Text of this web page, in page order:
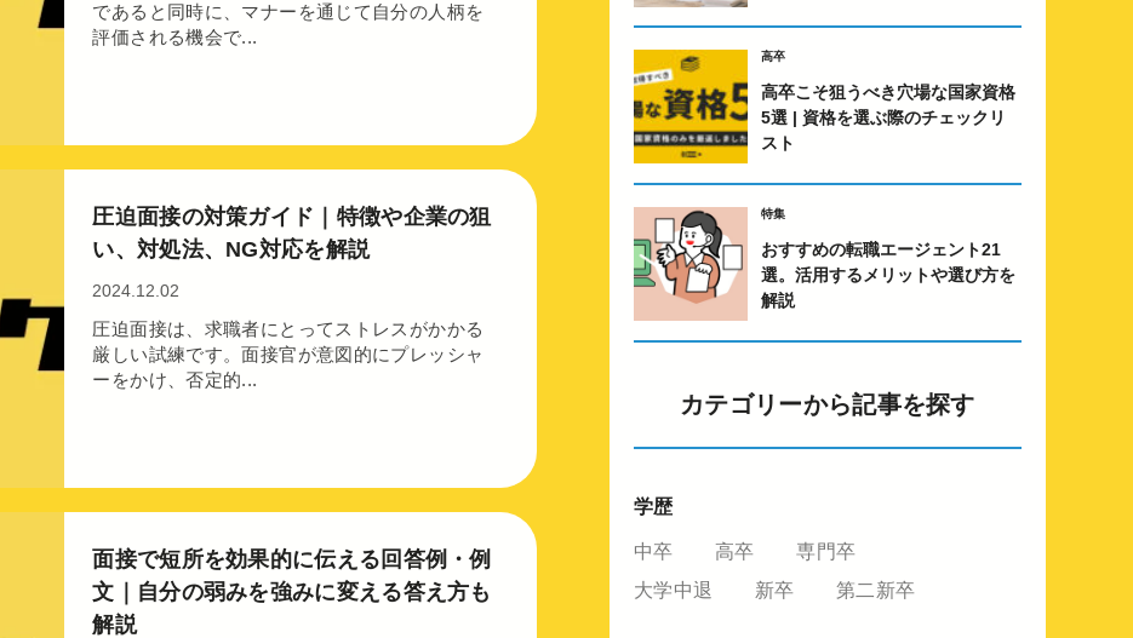
であると同時に、マナーを通じて自分の人柄を
評価される機会で...
圧迫面接の対策ガイド｜特徴や企業の狙
い、対処法、NG対応を解説
2024.12.02
圧迫面接は、求職者にとってストレスがかかる
厳しい試練です。面接官が意図的にプレッシャ
ーをかけ、否定的...
面接で短所を効果的に伝える回答例・例
文｜自分の弱みを強みに変える答え方も
解説
カテゴリーから記事を探す
学歴
中卒 高卒
専門卒
大学中退
新卒 第二新卒